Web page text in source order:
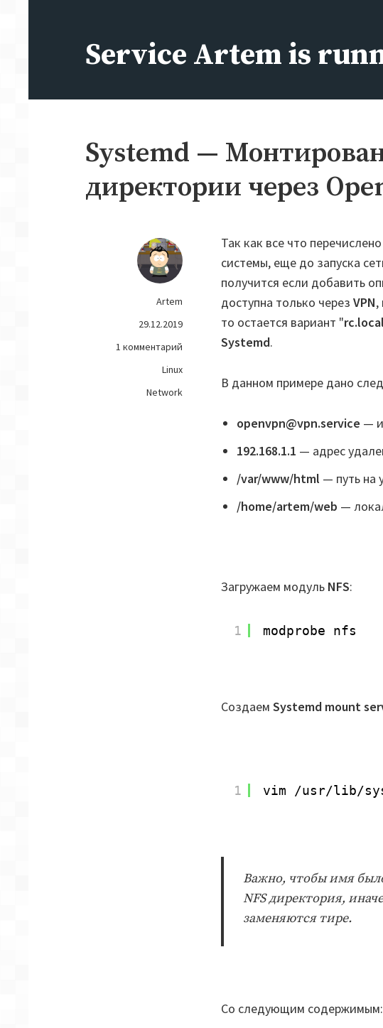
содержимомуService Artem is
Systemd —
директории через
Artem
29.12.2019
1 комментарий
—
Монтирование
директории
Linux
Network
Так как все что
системы, еще до запуска
получится если добавить
доступна только через VPN,
то остается вариант "rc.local
Systemd.
В данном примере дано
openvpn@vpn.service —
192.168.1.1 — адрес
/var/www/html — путь на
/home/artem/web —
Загружаем модуль NFS:
1 modprobe nfs
Создаем Systemd mount
1 vim /usr/lib/
Важно, чтобы имя
NFS директория,
заменяются тире.
Со следующим содержимым: